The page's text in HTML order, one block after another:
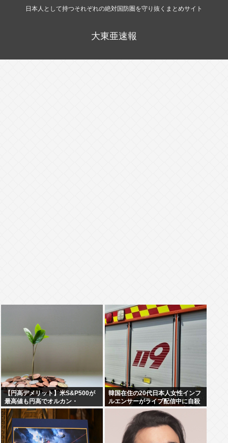
日本人として持つそれぞれの絶対国防圏を守り抜くまとめサイト
大東亜速報
【円高デメリット】米S&P500が
最高値も円高でオルカン・
S&P500投信の含み益減
韓国在住の20代日本人女性インフ
ルエンサーがライブ配信中に自殺
聯合ニュース、朝鮮日報、中央日
報が報道